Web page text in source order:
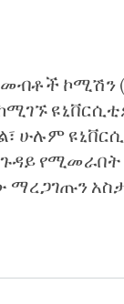
በኑሮ ውድነት
ውጪ ሆነው
ዓ.ም. ወደ
ሥራ ከፍተኛ እና
ያቀርባል።
መብቶች ኮሚሽን
ሁሉም
ማረጋገጡን